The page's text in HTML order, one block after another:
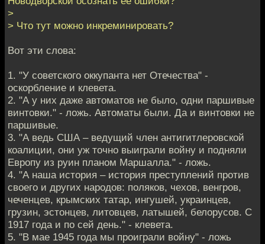
>
> Что тут можно инкреминировать?
Вот эти слова:
1. "У советского оккупанта нет Отечества" -
оскорбление и клевета.
2. "А у них даже автоматов не было, одни паршивые
винтовки." - ложь. Автоматы были. Да и винтовки не
паршивые.
3. "А ведь США – ведущий член антигитлеровской
коалиции, они уж точно выиграли войну и подняли
Европу из руин планом Маршалла." - ложь.
4. "А наша история – история преступлений против
своего и других народов: поляков, чехов, венгров,
чеченцев, крымских татар, ингушей, украинцев,
грузин, эстонцев, литовцев, латышей, белорусов. С
1917 года и по сей день." - клевета.
5. "В мае 1945 года мы проиграли войну" - ложь